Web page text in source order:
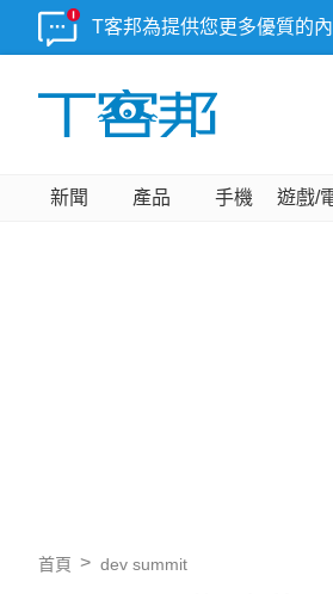
T客邦為提供您更多優質的
新聞 產品 手機 遊戲/
首頁 dev summit